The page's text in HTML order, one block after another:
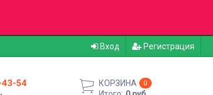
Вход Регистрация
54 КОРЗИНА 0